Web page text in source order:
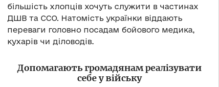
більшість хлопців хочуть служити в частинах
ДШВ та ССО. Натомість українки віддають
переваги головно посадам бойового медика,
кухарів чи діловодів.
Допомагають громадянам реалізувати
себе у війську